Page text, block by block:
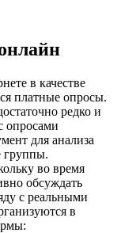
в качестве
платные опросы.
редко и
опросами
для анализа
группы.
во время
обсуждать
с реальными
в